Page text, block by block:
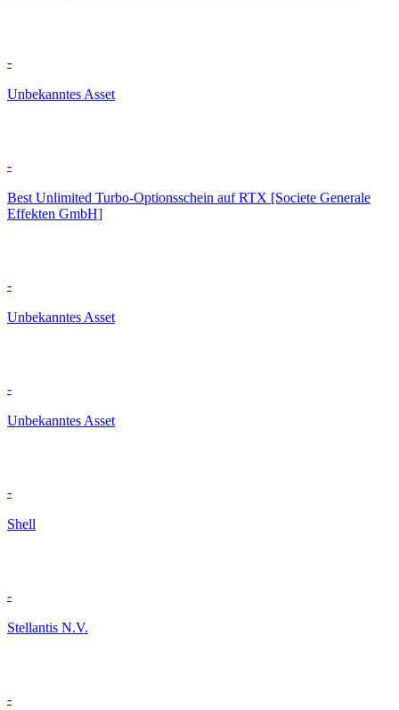
-
Unbekanntes Asset
-
Best Unlimited Turbo-Optionsschein auf RTX [Societe Generale
Effekten GmbH]
-
Unbekanntes Asset
-
Unbekanntes Asset
-
Shell
-
Stellantis N.V.
-